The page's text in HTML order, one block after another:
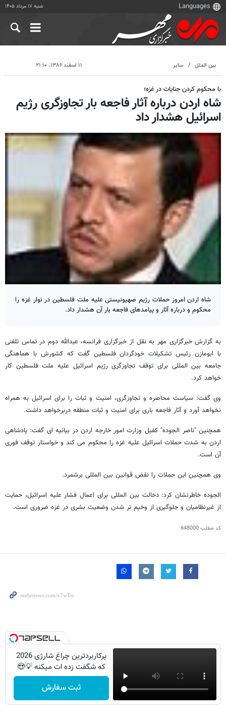
شنبه ۱۷ مرداد ۱۴۰۵
بین الملل سایر ۱۱ اسفند ۱۳۸۶، ۲۱:۱۰
با محکوم کردن جنایات در غزه؛
شاه اردن درباره آثار فاجعه بار تجاوزگری رژیم
اسرائیل هشدار داد
شاه اردن امروز حملات رژیم صهیونیستی علیه ملت فلسطین در نوار غزه را
محکوم و درباره آثار و پیامدهای فاجعه بار آن هشدار داد.
به گزارش خبرگزاری مهر به نقل از خبرگزاری فرانسه، عبدالله دوم در تماس تلفنی
با ابومازن رئیس تشکیلات خودگردان فلسطین گفت که کشورش با هماهنگی
جامعه بین المللی برای توقف تجاوزگری رژیم اسرائیل علیه ملت فلسطین کار
خواهد کرد.
وی گفت: سیاست محاصره و تجاوزگری، امنیت و ثبات را برای اسرائیل به همراه
نخواهد آورد و آثار فاجعه باری برای امنیت و ثبات منطقه دربرخواهد داشت.
همچنین "ناصر الجوده" کفیل وزارت امور خارجه اردن در بیانیه ای گفت: پادشاهی
اردن به شدت حملات اسرائیل علیه غزه را محکوم می کند و خواستار توقف فوری
آن است.
وی همچنین این حملات را نقض قوانین بین المللی برشمرد.
الجوده خاطرنشان کرد: دخالت بین المللی برای اعمال فشار علیه اسرائیل، حمایت
از غیرنظامیان و جلوگیری از وخیم تر شدن وضعیت بشری در غزه ضروری است.
کد مطلب648000
پرکاربردترین چراغ شارژی 2026
که شگفت زده ات میکنه 💡😍
ثبت سفارش